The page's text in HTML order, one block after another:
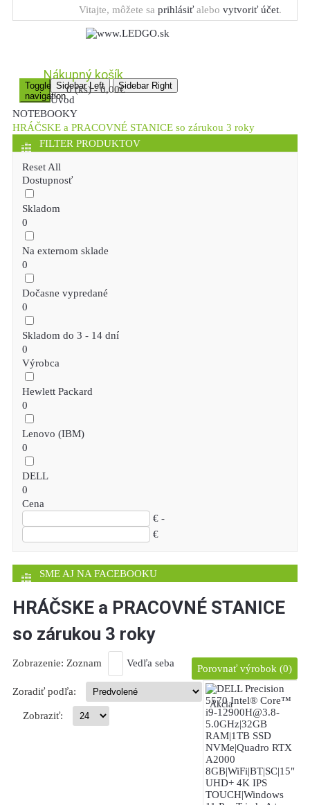
Vitajte, môžete sa prihlásiť alebo vytvoriť účet.
Nákupný košík
0 (ks) - 0,00€
Toggle
navigation
Sidebar Left Sidebar Right
Úvod
NOTEBOOKY
HRÁČSKE a PRACOVNÉ STANICE so zárukou 3 roky
FILTER PRODUKTOV
Reset All
Dostupnosť
Skladom
0
Na externom sklade
0
Dočasne vypredané
0
Skladom do 3 - 14 dní
0
Výrobca
Hewlett Packard
0
Lenovo (IBM)
0
DELL
0
Cena
€ -
€
SME AJ NA FACEBOOKU
HRÁČSKE a PRACOVNÉ STANICE
so zárukou 3 roky
Zobrazenie: Zoznam Vedľa seba Porovnať výrobok (0)
Zoradiť podľa:
Zobraziť:
Akcia